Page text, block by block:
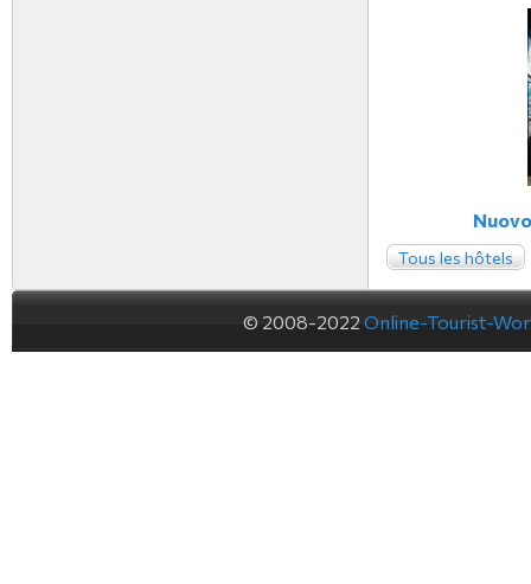
Tous les hôtels
© 2008-2022 Online-Tourist-